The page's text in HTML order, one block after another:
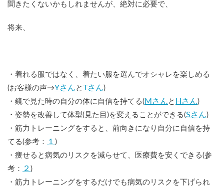
聞きたくないかもしれませんが、絶対に必要で、
将来、
・着れる服ではなく、着たい服を選んでオシャレを楽しめる
(お客様の声→Yさん と Tさん)
・鏡で見た時の自分の体に自信を持てる( Mさん と Hさん)
・姿勢を改善して体型(見た目)を変えることができる(Sさん)
・筋力トレーニングをすると、前向きになり自分に自信を持
てる(参考：
１ )
・痩せると病気のリスクを減らせて、医療費を安くできる(参
考：
２ )
・筋力トレーニングをするだけでも病気のリスクを下げられ